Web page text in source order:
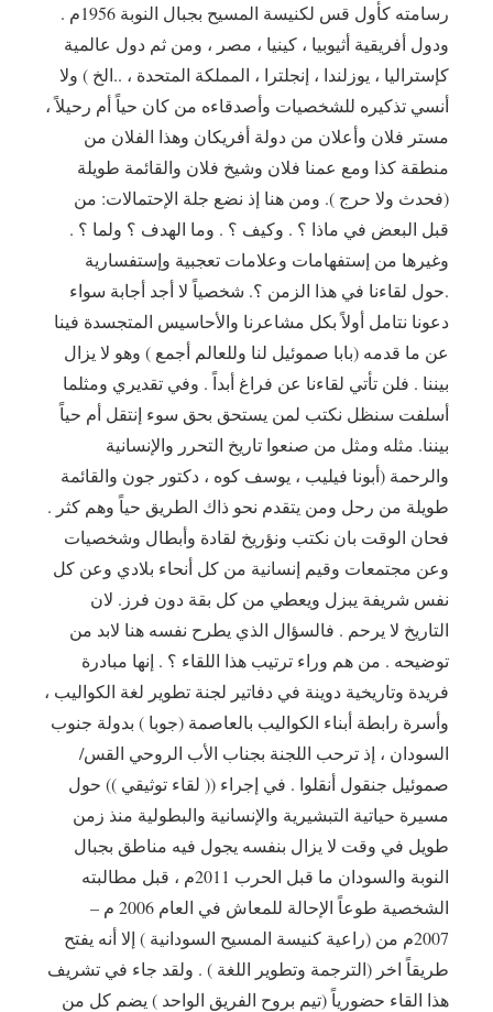
رسامته كأول قس لكنيسة المسيح بجبال النوبة 1956م .
ودول أفريقية أثيوبيا ، كينيا ، مصر ، ومن ثم دول عالمية
كإستراليا ، يوزلندا ، إنجلترا ، المملكة المتحدة ، ..الخ ) ولا
أنسي تذكيره للشخصيات وأصدقاءه من كان حياً أم رحيلاً ،
مستر فلان وأعلان من دولة أفريكان وهذا الفلان من
منطقة كذا ومع عمنا فلان وشيخ فلان والقائمة طويلة
(فحدث ولا حرج ). ومن هنا إذ نضع جلة الإحتمالات: من
قبل البعض في ماذا ؟ . وكيف ؟ . وما الهدف ؟ ولما ؟ .
وغيرها من إستفهامات وعلامات تعجبية وإستفسارية
.حول لقاءنا في هذا الزمن ؟. شخصياً لا أجد أجابة سواء
دعونا نتامل أولاً بكل مشاعرنا والأحاسيس المتجسدة فينا
عن ما قدمه (بابا صموئيل لنا وللعالم أجمع ) وهو لا يزال
بيننا . فلن تأتي لقاءنا عن فراغ أبداً . وفي تقديري ومثلما
أسلفت سنظل نكتب لمن يستحق بحق سوء إنتقل أم حياً
بيننا. مثله ومثل من صنعوا تاريخ التحرر والإنسانية
والرحمة (أبونا فيليب ، يوسف كوه ، دكتور جون والقائمة
طويلة من رحل ومن يتقدم نحو ذاك الطريق حياً وهم كثر .
فحان الوقت بان نكتب ونؤريخ لقادة وأبطال وشخصيات
وعن مجتمعات وقيم إنسانية من كل أنحاء بلادي وعن كل
نفس شريفة يبزل ويعطي من كل بقة دون فرز. لان
التاريخ لا يرحم . فالسؤال الذي يطرح نفسه هنا لابد من
توضيحه . من هم وراء ترتيب هذا اللقاء ؟ . إنها مبادرة
فريدة وتاريخية دوينة في دفاتير لجنة تطوير لغة الكواليب ،
وأسرة رابطة أبناء الكواليب بالعاصمة (جوبا ) بدولة جنوب
السودان ، إذ ترحب اللجنة بجناب الأب الروحي القس/
صموئيل جنقول أنقلوا . في إجراء (( لقاء توثيقي )) حول
مسيرة حياتية التبشيرية والإنسانية والبطولية منذ زمن
طويل في وقت لا يزال بنفسه يجول فيه مناطق بجبال
النوبة والسودان ما قبل الحرب 2011م ، قبل مطالبته
الشخصية طوعاً الإحالة للمعاش في العام 2006 م –
2007م من (راعية كنيسة المسيح السودانية ) إلا أنه يفتح
طريقاً اخر (الترجمة وتطوير اللغة ) . ولقد جاء في تشريف
هذا القاء حضورياً (تيم بروح الفريق الواحد ) يضم كل من